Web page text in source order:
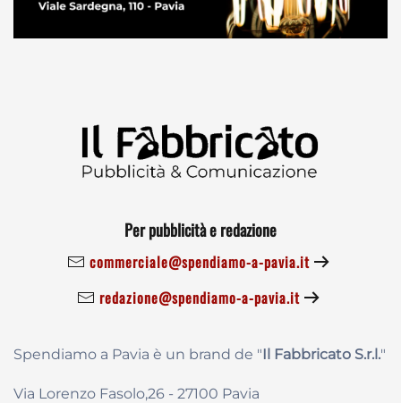
Per pubblicità e redazione
commerciale@spendiamo-a-pavia.it
redazione@spendiamo-a-pavia.it
Spendiamo a Pavia è un brand de "Il Fabbricato S.r.l."
Via Lorenzo Fasolo,26 - 27100 Pavia